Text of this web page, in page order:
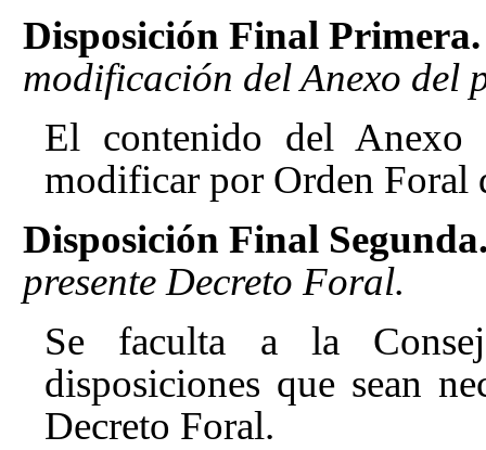
Disposición Final Primera.
modificación del Anexo del
El contenido del Anexo
modificar por Orden Foral
Disposición Final
presente Decreto Foral.
Se faculta a la
disposiciones que sean
Decreto Foral.